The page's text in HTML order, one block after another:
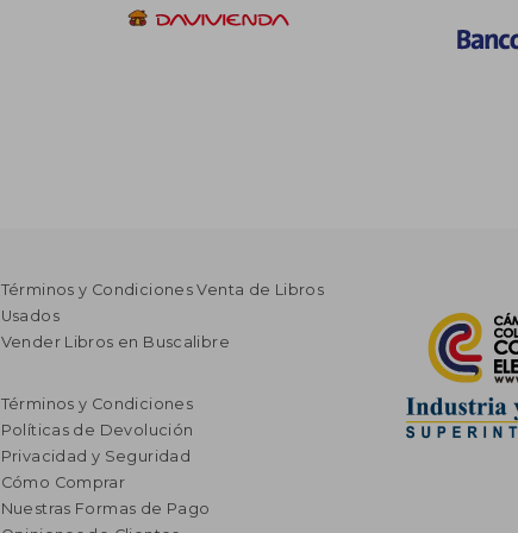
Términos y Condiciones Venta de Libros
Usados
Vender Libros en Buscalibre
Términos y Condiciones
Políticas de Devolución
Privacidad y Seguridad
Cómo Comprar
Nuestras Formas de Pago